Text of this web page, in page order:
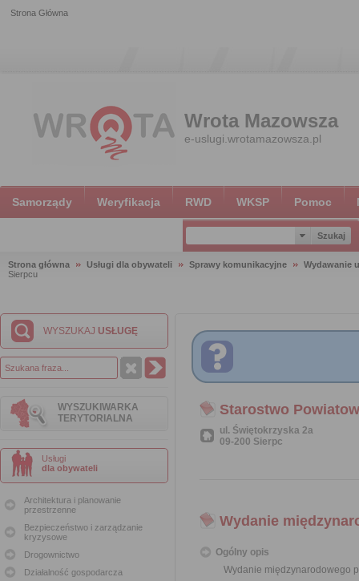
Strona Główna
Wrota Mazowsza
e-uslugi.wrotamazowsza.pl
Samorządy Weryfikacja RWD WKSP Pomoc
Strona główna Usługi dla obywateli Sprawy komunikacyjne
Wydawanie
Sierpcu
WYSZUKAJ USŁUGĘ
WYSZUKIWARKA
TERYTORIALNA
Usługi
dla obywateli
Architektura i planowanie
przestrzenne
Bezpieczeństwo i zarządzanie
kryzysowe
Drogownictwo
Działalność gospodarcza
Starostwo
ul. Świętokrzyska 2a
09-200 Sierpc
Wydanie
Ogólny opis
Wydanie międzynarodowego